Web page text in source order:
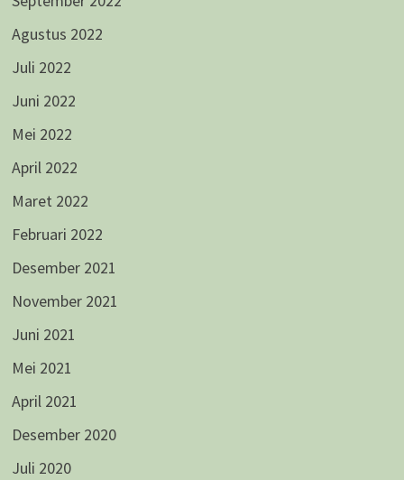
Agustus 2022
Juli 2022
Juni 2022
Mei 2022
April 2022
Maret 2022
Februari 2022
Desember 2021
November 2021
Juni 2021
Mei 2021
April 2021
Desember 2020
Juli 2020